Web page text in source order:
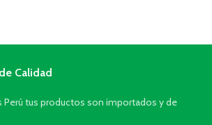
Calidad
Perú tus productos son importados y de